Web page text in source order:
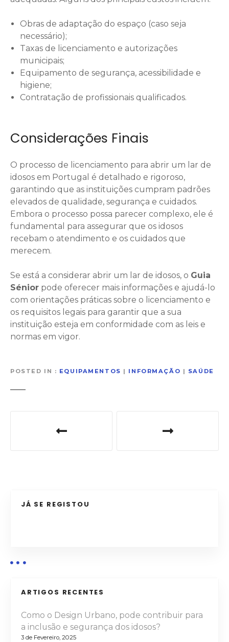
Obras de adaptação do espaço (caso seja
necessário);
Taxas de licenciamento e autorizações
municipais;
Equipamento de segurança, acessibilidade e
higiene;
Contratação de profissionais qualificados.
Considerações Finais
O processo de licenciamento para abrir um lar de
idosos em Portugal é detalhado e rigoroso,
garantindo que as instituições cumpram padrões
elevados de qualidade, segurança e cuidados.
Embora o processo possa parecer complexo, ele é
fundamental para assegurar que os idosos
recebam o atendimento e os cuidados que
merecem.
Se está a considerar abrir um lar de idosos, o Guia
Sénior pode oferecer mais informações e ajudá-lo
com orientações práticas sobre o licenciamento e
os requisitos legais para garantir que a sua
instituição esteja em conformidade com as leis e
normas em vigor.
POSTED IN EQUIPAMENTOS | INFORMAÇÃO | SAÚDE
ã
JÁ SE REGISTOU
ARTIGOS RECENTES
Como o Design Urbano, pode contribuir para
a inclusão e segurança dos idosos?
3 de Fevereiro, 2025